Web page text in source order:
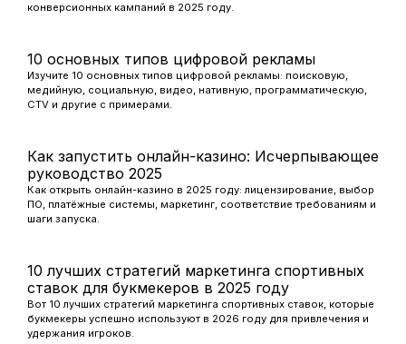
конверсионных кампаний в 2025 году.
10 основных типов цифровой рекламы
Изучите 10 основных типов цифровой рекламы: поисковую,
медийную, социальную, видео, нативную, программатическую,
CTV и другие с примерами.
Как запустить онлайн-казино: Исчерпывающее
руководство 2025
Как открыть онлайн-казино в 2025 году: лицензирование, выбор
ПО, платёжные системы, маркетинг, соответствие требованиям и
шаги запуска.
10 лучших стратегий маркетинга спортивных
ставок для букмекеров в 2025 году
Вот 10 лучших стратегий маркетинга спортивных ставок, которые
букмекеры успешно используют в 2026 году для привлечения и
удержания игроков.